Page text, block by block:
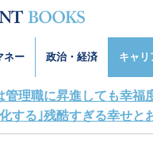
ネー 政治・経済 キャリ
管理職に昇進しても幸福
する｣残酷すぎる幸せと